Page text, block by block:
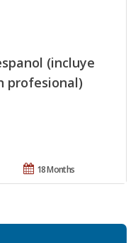
(incluye
profesional)
18 Months